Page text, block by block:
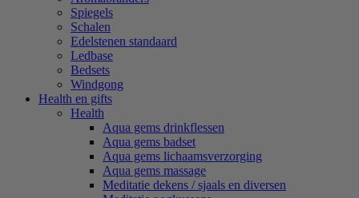
Spiegels
Schalen
Edelstenen standaard
Ledbase
Bedsets
Windgong
Health en gifts
Health
Aqua gems drinkflessen
Aqua gems badset
Aqua gems lichaamsverzorging
Aqua gems massage
Meditatie dekens / sjaals en diversen